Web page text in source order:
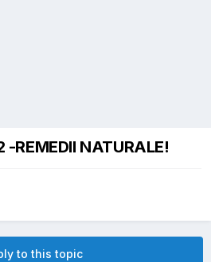
-REMEDII NATURALE!
to this topic